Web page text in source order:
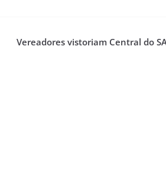
Vereadores vistoriam Central do